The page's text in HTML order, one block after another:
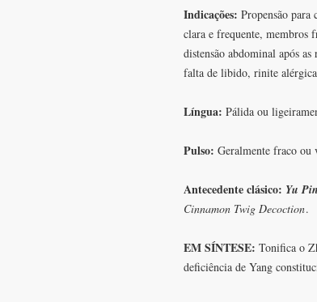
Indicações: Propensão para
clara e frequente, membros
distensão abdominal após
falta de libido, rinite
Língua: Pálida ou
Pulso: Geralmente fraco ou
Antecedente clásico: Yu
Cinnamon Twig Decoction.
EM SÍNTESE: Tonifica o
deficiência de Yang